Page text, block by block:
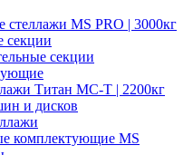
стеллажи MS PRO | 3000кг
секции
секции
Титан МС-Т | 2200кг
и дисков
комплектующие MS